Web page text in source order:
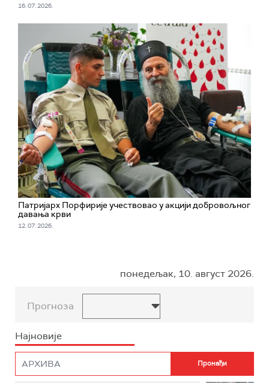
16. 07. 2026.
Патријарх Порфирије учествовао у акцији добровољног
давања крви
12. 07. 2026.
понедељак, 10. август 2026.
Прогноза
Најновије